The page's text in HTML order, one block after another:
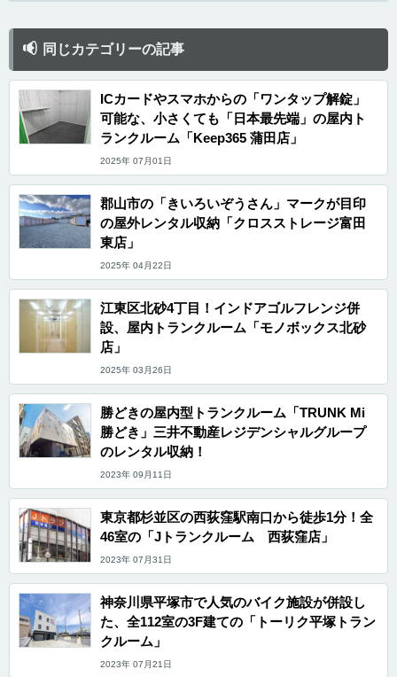
同じカテゴリーの記事
ICカードやスマホからの「ワンタップ解錠」
可能な、小さくても「日本最先端」の屋内ト
ランクルーム「Keep365 蒲田店」
2025年 07月01日
郡山市の「きいろいぞうさん」マークが目印
の屋外レンタル収納「クロスストレージ富田
東店」
2025年 04月22日
江東区北砂4丁目！インドアゴルフレンジ併
設、屋内トランクルーム「モノボックス北砂
店」
2025年 03月26日
勝どきの屋内型トランクルーム「TRUNK Mi
勝どき」三井不動産レジデンシャルグループ
のレンタル収納！
2023年 09月11日
東京都杉並区の西荻窪駅南口から徒歩1分！全
46室の「Jトランクルーム 西荻窪店」
2023年 07月31日
神奈川県平塚市で人気のバイク施設が併設し
た、全112室の3F建ての「トーリク平塚トラン
クルーム」
2023年 07月21日